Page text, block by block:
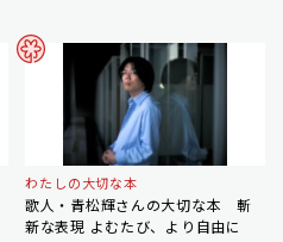
わたしの大切な本
歌人・青松輝さんの大切な本 斬
新な表現 よむたび、より自由に